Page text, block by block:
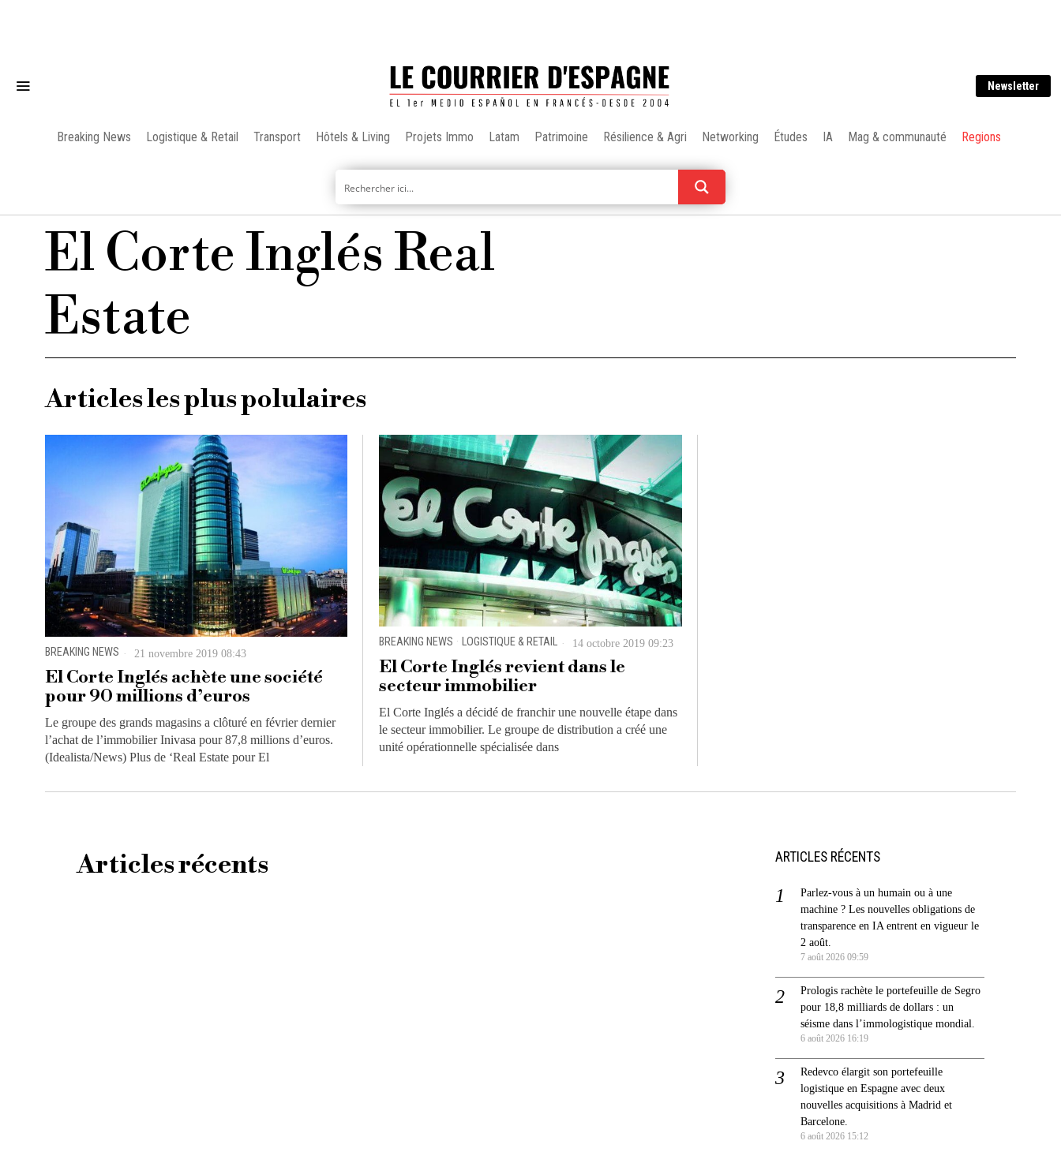
Newsletter
Breaking News Logistique & Retail Transport Hôtels & Living Projets Immo Latam Patrimoine Résilience & Agri Networking Études IA Mag & communauté Regions
El Corte Inglés Real
Estate
Articles les plus polulaires
BREAKING NEWS 21 novembre 2019 08:43
El Corte Inglés achète une société
pour 90 millions d’euros
Le groupe des grands magasins a clôturé en février dernier
l’achat de l’immobilier Inivasa pour 87,8 millions d’euros.
(Idealista/News) Plus de ‘Real Estate pour El
BREAKING NEWS · LOGISTIQUE & RETAIL 14 octobre 2019 09:23
El Corte Inglés revient dans le
secteur immobilier
El Corte Inglés a décidé de franchir une nouvelle étape dans
le secteur immobilier. Le groupe de distribution a créé une
unité opérationnelle spécialisée dans
Articles récents ARTICLES RÉCENTS
Parlez-vous à un humain ou à une
machine ? Les nouvelles obligations de
transparence en IA entrent en vigueur le
2 août.
7 août 2026 09:59
Prologis rachète le portefeuille de Segro
pour 18,8 milliards de dollars : un
séisme dans l’immologistique mondial.
6 août 2026 16:19
Redevco élargit son portefeuille
logistique en Espagne avec deux
nouvelles acquisitions à Madrid et
Barcelone.
6 août 2026 15:12